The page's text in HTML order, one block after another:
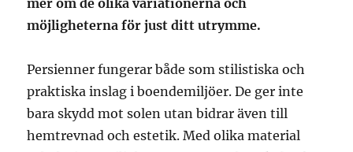
mer om de olika variationerna och
möjligheterna för just ditt utrymme.
Persienner fungerar både som stilistiska och
praktiska inslag i boendemiljöer. De ger inte
bara skydd mot solen utan bidrar även till
hemtrevnad och estetik. Med olika material